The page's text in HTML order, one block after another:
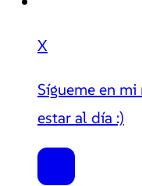
X
Sígueme en
estar al día :)